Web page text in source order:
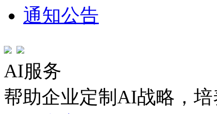
通知公告
AI服务
帮助企业定制AI战略，